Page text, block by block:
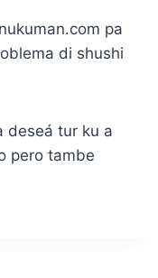
pa
di shushi
deseá tur ku a
pero tambe